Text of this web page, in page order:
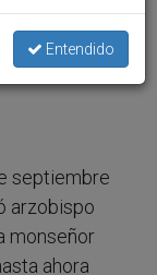
septiembre
arzobispo
monseñor
ahora
Entendido